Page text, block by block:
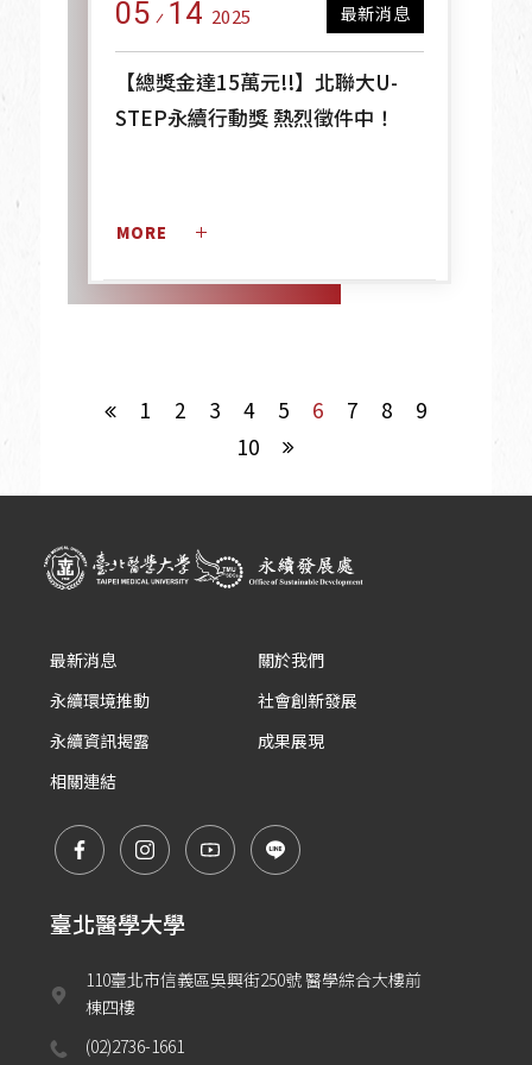
05 14 2025 最新消息
【總獎金達15萬元!!】北聯大U-
STEP永續行動獎 熱烈徵件中！
MORE
1 2 3 4 5 6 7 8
9
10
最新消息
關於我們
永續環境推動
社會創新發展
永續資訊揭露
成果展現
相關連結
臺北醫學大學
110臺北市信義區吳興街250號 醫學綜合大樓前
棟四樓
(02)2736-1661